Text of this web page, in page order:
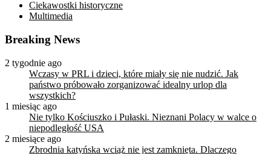
Ciekawostki historyczne
Multimedia
Breaking News
2 tygodnie ago
Wczasy w PRL i dzieci, które miały się nie nudzić. Jak
państwo próbowało zorganizować idealny urlop dla
wszystkich?
1 miesiąc ago
Nie tylko Kościuszko i Pułaski. Nieznani Polacy w walce o
niepodległość USA
2 miesiące ago
Zbrodnia katyńska wciąż nie jest zamknięta. Dlaczego